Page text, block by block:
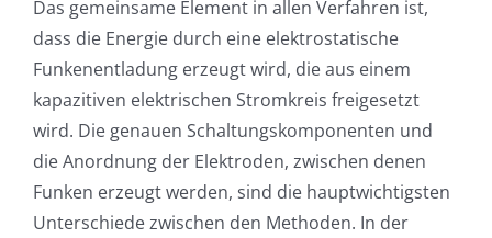
Das gemeinsame Element in allen Verfahren ist,
dass die Energie durch eine elektrostatische
Funkenentladung erzeugt wird, die aus einem
kapazitiven elektrischen Stromkreis freigesetzt
wird. Die genauen Schaltungskomponenten und
die Anordnung der Elektroden, zwischen denen
Funken erzeugt werden, sind die hauptwichtigsten
Unterschiede zwischen den Methoden. In der